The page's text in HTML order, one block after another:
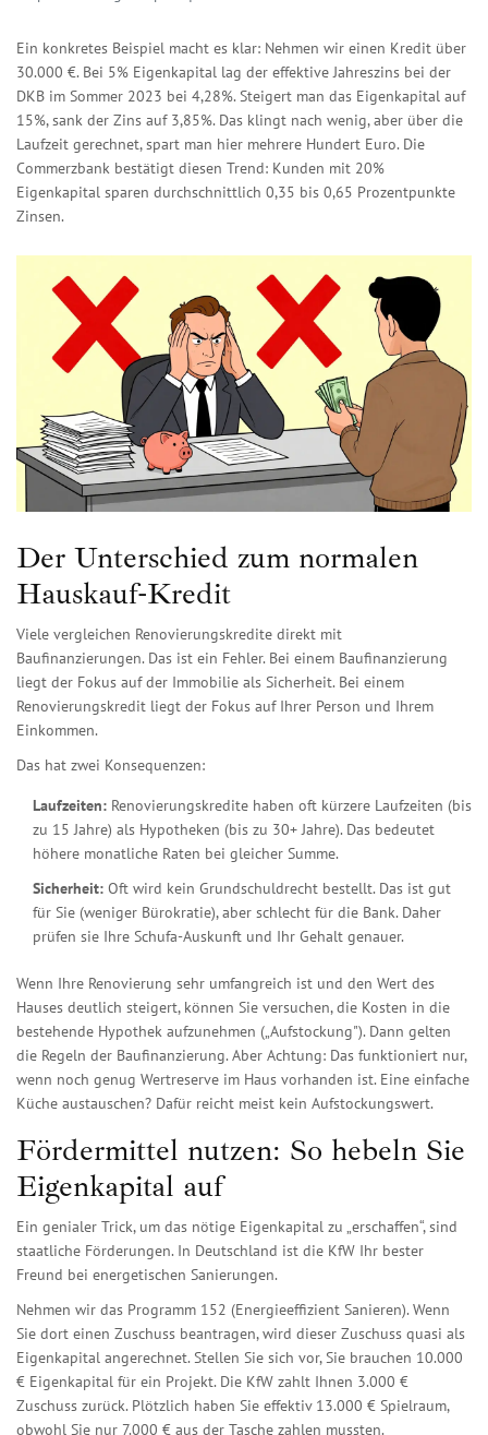
Ein konkretes Beispiel macht es klar: Nehmen wir einen Kredit über
30.000 €. Bei 5% Eigenkapital lag der effektive Jahreszins bei der
DKB im Sommer 2023 bei 4,28%. Steigert man das Eigenkapital auf
15%, sank der Zins auf 3,85%. Das klingt nach wenig, aber über die
Laufzeit gerechnet, spart man hier mehrere Hundert Euro. Die
Commerzbank bestätigt diesen Trend: Kunden mit 20%
Eigenkapital sparen durchschnittlich 0,35 bis 0,65 Prozentpunkte
Zinsen.
Der Unterschied zum normalen
Hauskauf-Kredit
Viele vergleichen Renovierungskredite direkt mit
Baufinanzierungen. Das ist ein Fehler. Bei einem Baufinanzierung
liegt der Fokus auf der Immobilie als Sicherheit. Bei einem
Renovierungskredit liegt der Fokus auf Ihrer Person und Ihrem
Einkommen.
Das hat zwei Konsequenzen:
Laufzeiten: Renovierungskredite haben oft kürzere Laufzeiten (bis
zu 15 Jahre) als Hypotheken (bis zu 30+ Jahre). Das bedeutet
höhere monatliche Raten bei gleicher Summe.
Sicherheit: Oft wird kein Grundschuldrecht bestellt. Das ist gut
für Sie (weniger Bürokratie), aber schlecht für die Bank. Daher
prüfen sie Ihre Schufa-Auskunft und Ihr Gehalt genauer.
Wenn Ihre Renovierung sehr umfangreich ist und den Wert des
Hauses deutlich steigert, können Sie versuchen, die Kosten in die
bestehende Hypothek aufzunehmen („Aufstockung"). Dann gelten
die Regeln der Baufinanzierung. Aber Achtung: Das funktioniert nur,
wenn noch genug Wertreserve im Haus vorhanden ist. Eine einfache
Küche austauschen? Dafür reicht meist kein Aufstockungswert.
Fördermittel nutzen: So hebeln Sie
Eigenkapital auf
Ein genialer Trick, um das nötige Eigenkapital zu „erschaffen“, sind
staatliche Förderungen. In Deutschland ist die KfW Ihr bester
Freund bei energetischen Sanierungen.
Nehmen wir das Programm 152 (Energieeffizient Sanieren). Wenn
Sie dort einen Zuschuss beantragen, wird dieser Zuschuss quasi als
Eigenkapital angerechnet. Stellen Sie sich vor, Sie brauchen 10.000
€ Eigenkapital für ein Projekt. Die KfW zahlt Ihnen 3.000 €
Zuschuss zurück. Plötzlich haben Sie effektiv 13.000 € Spielraum,
obwohl Sie nur 7.000 € aus der Tasche zahlen mussten.